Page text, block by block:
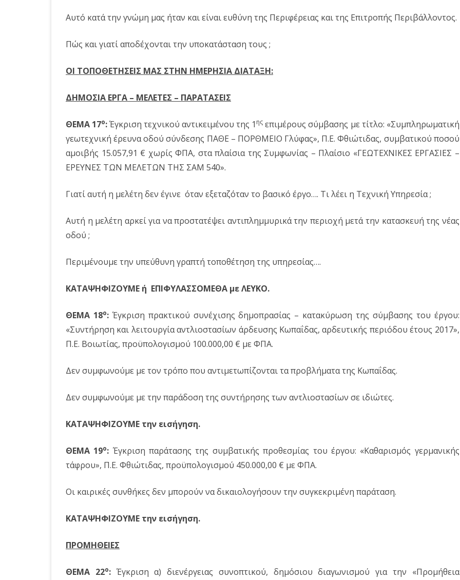
Αυτό κατά την γνώμη μας ήταν και είναι ευθύνη της Περιφέρειας και της Επιτροπής Περιβάλλοντος.
Πώς και γιατί αποδέχονται την υποκατάσταση τους ;
ΟΙ ΤΟΠΟΘΕΤΗΣΕΙΣ ΜΑΣ ΣΤΗΝ ΗΜΕΡΗΣΙΑ ΔΙΑΤΑΞΗ:
ΔΗΜΟΣΙΑ ΕΡΓΑ – ΜΕΛΕΤΕΣ – ΠΑΡΑΤΑΣΕΙΣ
ΘΕΜΑ 17o:Έγκριση τεχνικού αντικειμένου της 1 ης επιμέρους σύμβασης με τίτλο: «Συμπληρωματική
γεωτεχνική έρευνα οδού σύνδεσης ΠΑΘΕ – ΠΟΡΘΜΕΙΟ Γλύφας», Π.Ε. Φθιώτιδας, συμβατικού ποσού
αμοιβής 15.057,91 € χωρίς ΦΠΑ, στα πλαίσια της Συμφωνίας – Πλαίσιο «ΓΕΩΤΕΧΝΙΚΕΣ ΕΡΓΑΣΙΕΣ –
ΕΡΕΥΝΕΣ ΤΩΝ ΜΕΛΕΤΩΝ ΤΗΣ ΣΑΜ 540».
Γιατί αυτή η μελέτη δεν έγινε όταν εξεταζόταν το βασικό έργο…. Τι λέει η Τεχνική Υπηρεσία ;
Αυτή η μελέτη αρκεί για να προστατέψει αντιπλημμυρικά την περιοχή μετά την κατασκευή της νέας
οδού ;
Περιμένουμε την υπεύθυνη γραπτή τοποθέτηση της υπηρεσίας….
ΚΑΤΑΨΗΦΙΖΟΥΜΕ ή ΕΠΙΦΥΛΑΣΣΟΜΕΘΑ με ΛΕΥΚΟ.
ΘΕΜΑ 18o: Έγκριση πρακτικού συνέχισης δημοπρασίας – κατακύρωση της σύμβασης του έργου:
«Συντήρηση και λειτουργία αντλιοστασίων άρδευσης Κωπαΐδας, αρδευτικής περιόδου έτους 2017»,
Π.Ε. Βοιωτίας, προϋπολογισμού 100.000,00 € με ΦΠΑ.
Δεν συμφωνούμε με τον τρόπο που αντιμετωπίζονται τα προβλήματα της Κωπαΐδας.
Δεν συμφωνούμε με την παράδοση της συντήρησης των αντλιοστασίων σε ιδιώτες.
ΚΑΤΑΨΗΦΙΖΟΥΜΕ την εισήγηση.
ΘΕΜΑ 19o: Έγκριση παράτασης της συμβατικής προθεσμίας του έργου: «Καθαρισμός γερμανικής
τάφρου», Π.Ε. Φθιώτιδας, προϋπολογισμού 450.000,00 € με ΦΠΑ.
Οι καιρικές συνθήκες δεν μπορούν να δικαιολογήσουν την συγκεκριμένη παράταση.
ΚΑΤΑΨΗΦΙΖΟΥΜΕ την εισήγηση.
ΠΡΟΜΗΘΕΙΕΣ
ΘΕΜΑ 22o:Έγκριση α) διενέργειας συνοπτικού, δημόσιου διαγωνισμού για την «Προμήθεια